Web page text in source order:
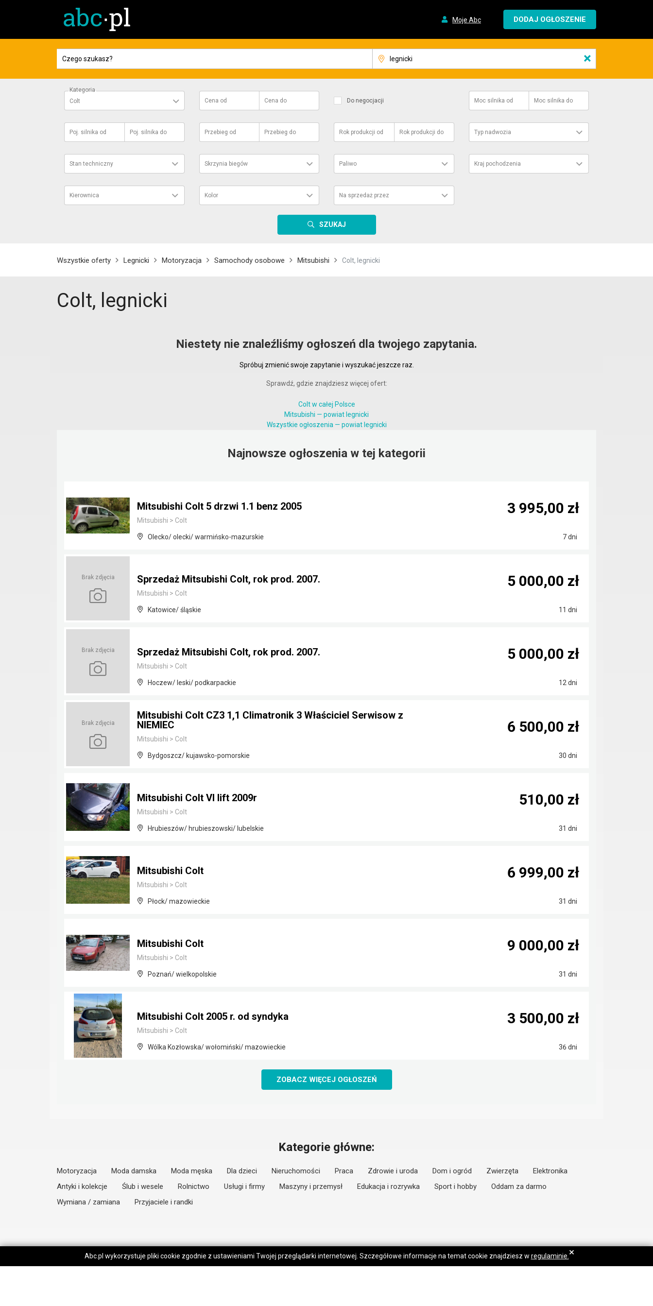
Moje Abc DODAJ OGŁOSZENIE
×
Kategoria
Colt
Cena od Cena do Do negocjacji Moc silnika od Moc silnika do
Poj. silnika od Poj. silnika do Przebieg od Przebieg do Rok produkcji od Rok produkcji do Typ nadwozia
Stan techniczny Skrzynia biegów Paliwo Kraj pochodzenia
Kierownica Kolor Na sprzedaż przez
SZUKAJ
Wszystkie oferty Legnicki Motoryzacja Samochody osobowe Mitsubishi Colt, legnicki
Colt, legnicki
Niestety nie znaleźliśmy ogłoszeń dla twojego zapytania.
Spróbuj zmienić swoje zapytanie i wyszukać jeszcze raz.
Sprawdź, gdzie znajdziesz więcej ofert:
Colt w całej Polsce
Mitsubishi — powiat legnicki
Wszystkie ogłoszenia — powiat legnicki
Najnowsze ogłoszenia w tej kategorii
Mitsubishi Colt 5 drzwi 1.1 benz 2005
Mitsubishi > Colt
Olecko/ olecki/ warmińsko-mazurskie 7 dni
3 995,00 zł
Brak zdjęcia Sprzedaż Mitsubishi Colt, rok prod. 2007.
Mitsubishi > Colt
Katowice/ śląskie 11 dni
5 000,00 zł
Brak zdjęcia Sprzedaż Mitsubishi Colt, rok prod. 2007.
Mitsubishi > Colt
Hoczew/ leski/ podkarpackie 12 dni
5 000,00 zł
Brak zdjęcia
Mitsubishi Colt CZ3 1,1 Climatronik 3 Właściciel Serwisow z
NIEMIEC
Mitsubishi > Colt
Bydgoszcz/ kujawsko-pomorskie 30 dni
6 500,00 zł
Mitsubishi Colt VI lift 2009r
Mitsubishi > Colt
Hrubieszów/ hrubieszowski/ lubelskie 31 dni
510,00 zł
Mitsubishi Colt
Mitsubishi > Colt
Płock/ mazowieckie 31 dni
6 999,00 zł
Mitsubishi Colt
Mitsubishi > Colt
Poznań/ wielkopolskie 31 dni
9 000,00 zł
Mitsubishi Colt 2005 r. od syndyka
Mitsubishi > Colt
Wólka Kozłowska/ wołomiński/ mazowieckie 36 dni
3 500,00 zł
ZOBACZ WIĘCEJ OGŁOSZEŃ
Kategorie główne:
Motoryzacja Moda damska Moda męska Dla dzieci Nieruchomości Praca Zdrowie i uroda Dom i ogród Zwierzęta
Elektronika
Antyki i kolekcje
Ślub i wesele Rolnictwo Usługi i firmy Maszyny i przemysł Edukacja i rozrywka Sport i hobby
Oddam za darmo
Wymiana / zamiana
Przyjaciele i randki
Abc.pl wykorzystuje pliki cookie zgodnie z ustawieniami Twojej przeglądarki internetowej. Szczegółowe informacje na temat cookie znajdziesz w regulaminie. ×